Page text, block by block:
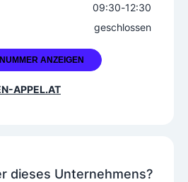
dieses Unternehmens?
09:30-12:30
geschlossen
ANZEIGEN
APPEL.AT